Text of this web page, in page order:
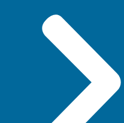
Hoelang bewaren
Zodra wij uw
uw gegevens uit
Wat zijn uw
Meer informatie
pagina
'Privacy'